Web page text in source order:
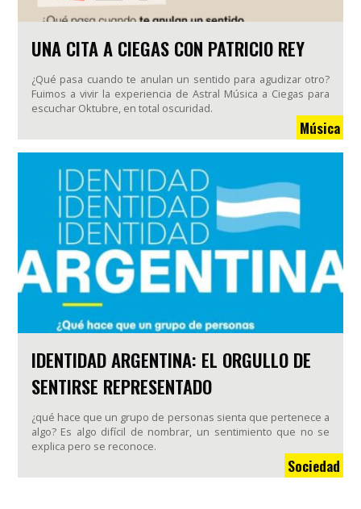
UNA CITA A CIEGAS CON PATRICIO REY
¿Qué pasa cuando te anulan un sentido para agudizar otro?
Fuimos a vivir la experiencia de Astral Música a Ciegas para
escuchar Oktubre, en total oscuridad.
Música
IDENTIDAD ARGENTINA: EL ORGULLO DE
SENTIRSE REPRESENTADO
¿qué hace que un grupo de personas sienta que pertenece a
algo? Es algo difícil de nombrar, un sentimiento que no se
explica pero se reconoce.
Sociedad